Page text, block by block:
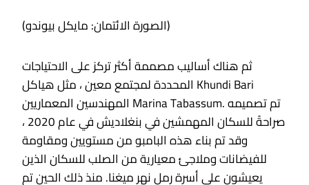
(الصورة الائتمان: مايكل بيوندو)
ثم هناك أساليب مصممة أكثر تركز على الاحتياجات
المحددة لمجتمع معين ، مثل هياكل Khundi Bari
المهندسين المعماريين Marina Tabassum. تم تصميمه
صراحةً للسكان المهمشين في بنغلاديش في عام 2020 ،
وقد تم بناء هذه البامبو من مستويين ومقاومة
للفيضانات وملاجئ معيارية من الصلب للسكان الذين
يعيشون على أسرة رمل نهر ميغنا. منذ ذلك الحين تم